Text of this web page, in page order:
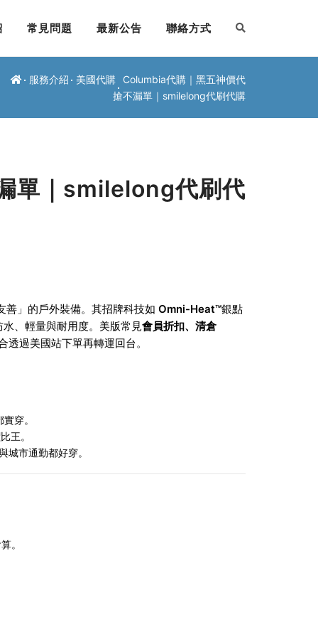
常見問題 最新公告 聯絡方式
服務介紹 美國代購
Columbia代購｜黑五神價代
搶不漏單｜smilelong代刷代購
單｜smilelong代刷代
」的戶外裝備。其招牌科技如 Omni-Heat™銀點
、輕量與耐用度。美版常見會員折扣、清倉
過美國站下單再轉運回台。
穿。
王。
城市通勤都好穿。
。